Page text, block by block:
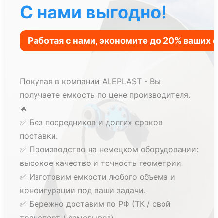
компаниям, так и небольшим частным
Удобство и практичность в использовании;
Высокая степень устойчивости к
УФ-излучению и химических реагентов;
Широкий спектр применения;
Сохраняет свои характеристики в условиях
высоких температур;
Долговечность. При правильных условиях
эксплуатации, емкость из полипропилена
может использоваться более 20 лет;
С нами выгодно!
Покупая в компании ALEPLAST - Вы
получаете емкость по цене производителя.
🔥
✅ Без посредников и долгих сроков
поставки.
✅ Производство на немецком оборудовании:
высокое качество и точность геометрии.
✅ Изготовим емкости любого объема и
конфигурации под ваши задачи.
✅ Бережно доставим по РФ (ТК / свой